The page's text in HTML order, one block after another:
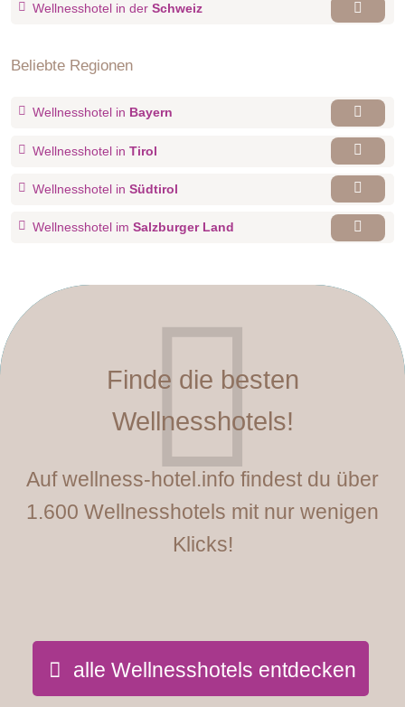
Wellnesshotel in der Schweiz
Beliebte Regionen
Wellnesshotel in Bayern
Wellnesshotel in Tirol
Wellnesshotel in Südtirol
Wellnesshotel im Salzburger Land
Finde die besten
Wellnesshotels!
Auf wellness-hotel.info findest du über
1.600 Wellnesshotels mit nur wenigen
Klicks!
alle Wellnesshotels entdecken